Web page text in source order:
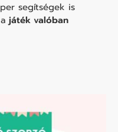
segítségek is
játék valóban